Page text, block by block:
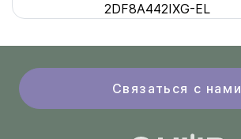
2DF8A442IXG-EL
Связаться с нами